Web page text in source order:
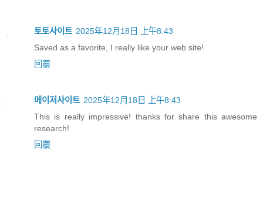
토토사이트 2025年12月18日 上午8:43
Saved as a favorite, I really like your web site!
回覆
메이저사이트 2025年12月18日 上午8:43
This is really impressive! thanks for share this awesome
research!
回覆